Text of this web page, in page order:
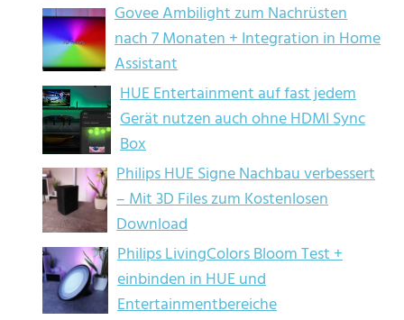
Govee Ambilight zum Nachrüsten
nach 7 Monaten + Integration in Home
Assistant
HUE Entertainment auf fast jedem
Gerät nutzen auch ohne HDMI Sync
Box
Philips HUE Signe Nachbau verbessert
– Mit 3D Files zum Kostenlosen
Download
Philips LivingColors Bloom Test +
einbinden in HUE und
Entertainmentbereiche